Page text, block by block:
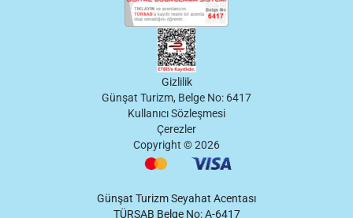
Gizlilik
Günşat Turizm, Belge No: 6417
Kullanıcı Sözleşmesi
Çerezler
Copyright ©2026
Günşat Turizm Seyahat Acentası
TÜRSAB Belge No: A-6417